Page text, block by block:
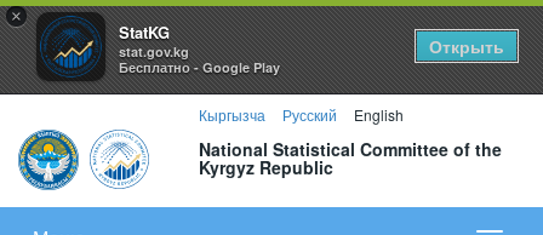
×
StatKG
stat.gov.kg
Бесплатно - Google Play
Открыть
Кыргызча Русский English
National Statistical Committee of the
Kyrgyz Republic